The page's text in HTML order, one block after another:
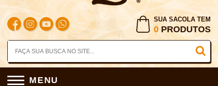
SUA SACOLA TEM
0 PRODUTOS
MENU